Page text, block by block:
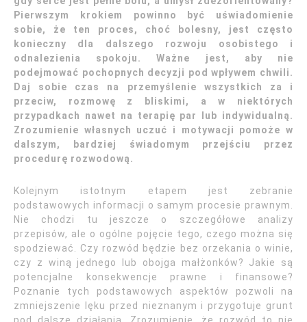
Pierwszym krokiem powinno być uświadomienie
sobie, że ten proces, choć bolesny, jest często
konieczny dla dalszego rozwoju osobistego i
odnalezienia spokoju. Ważne jest, aby nie
podejmować pochopnych decyzji pod wpływem chwili.
Daj sobie czas na przemyślenie wszystkich za i
przeciw, rozmowę z bliskimi, a w niektórych
przypadkach nawet na terapię par lub indywidualną.
Zrozumienie własnych uczuć i motywacji pomoże w
dalszym, bardziej świadomym przejściu przez
procedurę rozwodową.
Kolejnym istotnym etapem jest zebranie
podstawowych informacji o samym procesie prawnym.
Nie chodzi tu jeszcze o szczegółowe analizy
przepisów, ale o ogólne pojęcie tego, czego można się
spodziewać. Czy rozwód będzie bez orzekania o winie,
czy z winą jednego lub obojga małżonków? Jakie są
potencjalne konsekwencje prawne i finansowe?
Poznanie tych podstawowych aspektów pozwoli na
zmniejszenie lęku przed nieznanym i przygotuje grunt
pod dalsze działania. Zrozumienie, że rozwód to nie